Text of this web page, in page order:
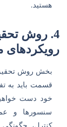
هستید.
4. روش
بخش روش
قسمت باید به
خود دست
سنسورها و
کنترل، چگونگی